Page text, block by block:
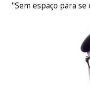
"Sem espaço para